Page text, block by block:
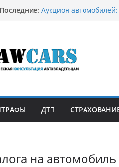
Последние: Аукцион
Срочный выкуп битых
автовладельцы
Бриллиантовые
может подойти
ДТП
на автомобиль